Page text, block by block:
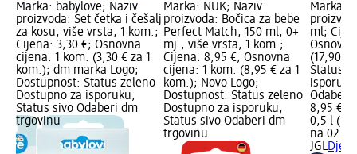
Marka: babylove; Naziv
proizvoda: Set četka i češalj
za kosu, više vrsta, 1 kom.;
Cijena: 3,30 €; Osnovna
cijena: 1 kom. (3,30 € za 1
kom.); dm marka Logo;
Dostupnost: Status zeleno
Dostupno za isporuku,
Status sivo Odaberi dm
trgovinu
Marka: NUK; Naziv
proizvoda: Bočica za bebe
Perfect Match, 150 ml, 0+
mj., više vrsta, 1 kom.;
Cijena: 8,95 €; Osnovna
cijena: 1 kom. (8,95 € za 1
kom.); Novo Logo;
Dostupnost: Status zeleno
Dostupno za isporuku,
Status sivo Odaberi dm
trgovinu
Marka:
ml;
(17,90 €
Status
Odaberi
8,95 €
0,5 l
na
JGL